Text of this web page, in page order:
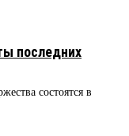
последних
состоятся в